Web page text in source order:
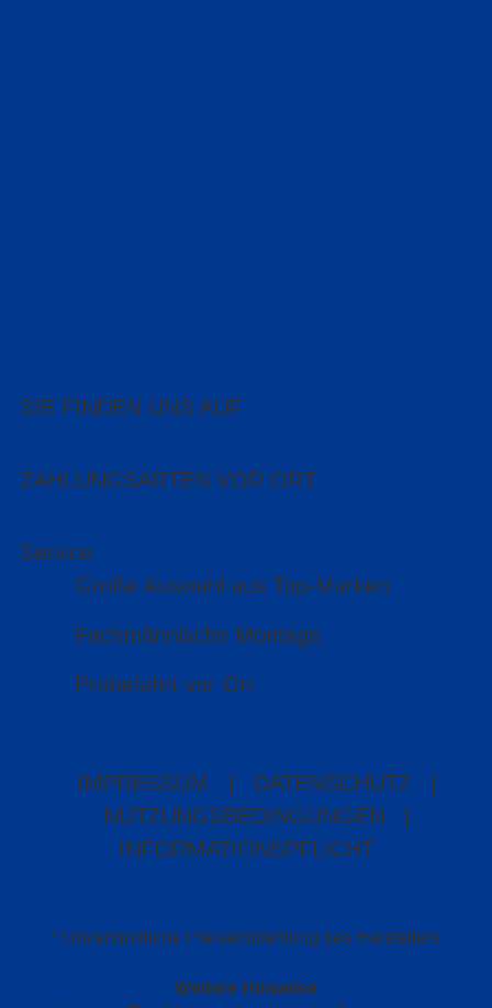
SIE FINDEN UNS AUF
ZAHLUNGSARTEN VOR ORT
Service
Große Auswahl aus Top-Marken
Fachmännische Montage
Probefahrt vor Ort
IMPRESSUM DATENSCHUTZ
NUTZUNGSBEDINGUNGEN
INFORMATIONSPFLICHT
* Unverbindliche Preisempfehlung des Herstellers
Weitere Hinweise